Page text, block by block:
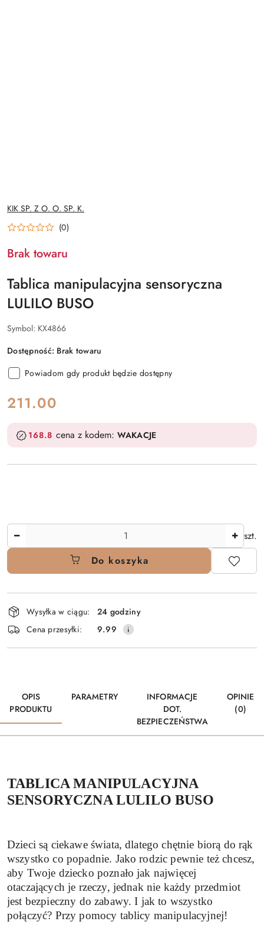
NAZWA
PRODUCENTA:
KIK SP. Z O. O. SP. K.
(0)
Brak towaru
Tablica manipulacyjna sensoryczna
LULILO BUSO
Symbol: KX4866
Dostępność: Brak towaru
Powiadom gdy produkt będzie dostępny
cena:
211.00
168.8 cena z kodem: WAKACJE
szt.
Do koszyka
Dostępność
i
dostawa
Wysyłka w ciągu:
24 godziny
Cena przesyłki:
9.99
OPIS
PRODUKTU
PARAMETRY
INFORMACJE
DOT.
BEZPIECZEŃSTWA
OPINIE
(0)
TABLICA MANIPULACYJNA
SENSORYCZNA LULILO BUSO
Dzieci są ciekawe świata, dlatego chętnie biorą do rąk
wszystko co popadnie. Jako rodzic pewnie też chcesz,
aby Twoje dziecko poznało jak najwięcej
otaczających je rzeczy, jednak nie każdy przedmiot
jest bezpieczny do zabawy. I jak to wszystko
połączyć? Przy pomocy tablicy manipulacyjnej!